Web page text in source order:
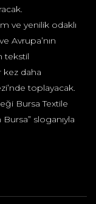
ve yenilik odaklı
Avrupa’nın
tekstil
kez daha
toplayacak.
Bursa Textile
sloganıyla